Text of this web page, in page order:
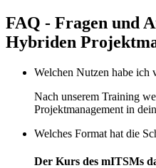
FAQ - Fragen und
Hybriden
Welchen Nutzen habe ich
Nach unserem Training
Projektmanagement in
Welches Format hat die
Der Kurs des mITSMs